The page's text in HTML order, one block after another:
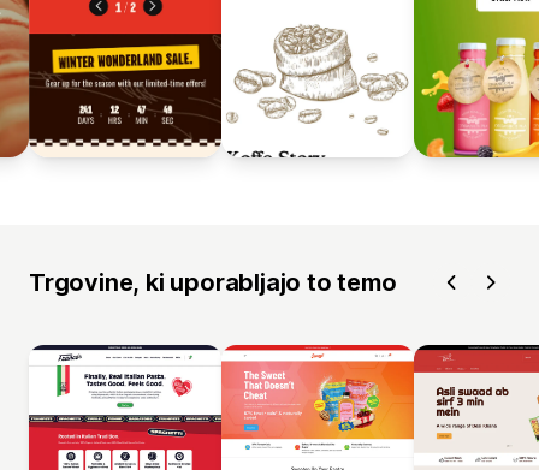
Trgovine, ki uporabljajo to temo